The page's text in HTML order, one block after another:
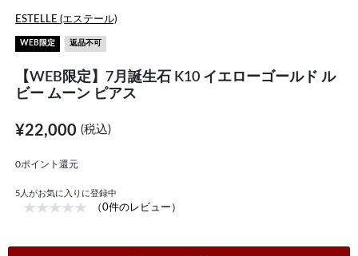
ESTELLE (エステール)
WEB限定 返品不可
【WEB限定】7月誕生石 K10 イエローゴールド ル
ビー ムーン ピアス
¥22,000(税込)
0ポイント還元
5 人がお気に入りに登録中
（0件のレビュー）